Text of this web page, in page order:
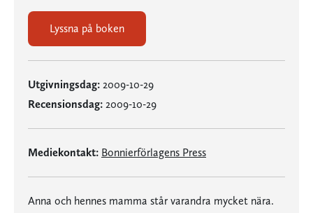
Lyssna på boken
Utgivningsdag: 2009-10-29
Recensionsdag: 2009-10-29
Mediekontakt: Bonnierförlagens Press
Anna och hennes mamma står varandra mycket nära.